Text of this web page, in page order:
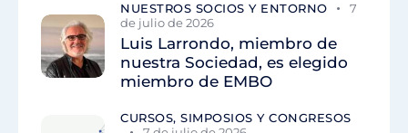
NUESTROS SOCIOS Y ENTORNO
7
de julio de 2026
Luis Larrondo, miembro de
nuestra Sociedad, es elegido
miembro de EMBO
CURSOS, SIMPOSIOS Y CONGRESOS